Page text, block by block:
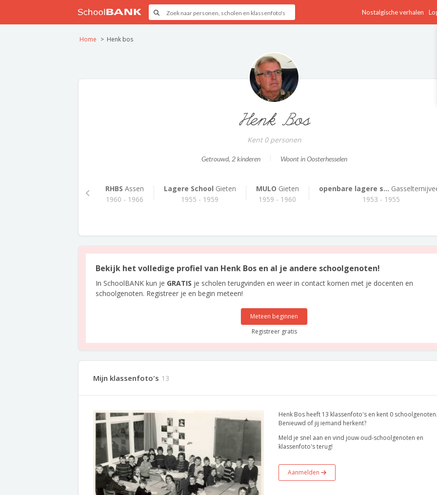
Nostalgische verhalen
Home Henk bos
Henk Bos
Kent 0 personen
Getrouwd, 2 kinderen Woont in Oosterhesselen
RHBS Assen
1960 - 1966
Lagere School Gieten
1955 - 1959
MULO Gieten
1959 - 1960
openbare lagere s...
1953 - 1955
Bekijk het volledige profiel van Henk Bos en al je andere schoolgenoten!
In SchoolBANK kun je GRATIS je scholen terugvinden en weer in contact komen met je docenten en
schoolgenoten. Registreer je en begin meteen!
Meteen beginnen
Registreer gratis
Mijn klassenfoto's 13
Henk Bos heeft 13 klassenfoto's en kent 0 schoolgenoten.
Benieuwd of jij iemand herkent?
Meld je snel aan en vind jouw oud-schoolgenoten en
klassenfoto's terug!
Aanmelden